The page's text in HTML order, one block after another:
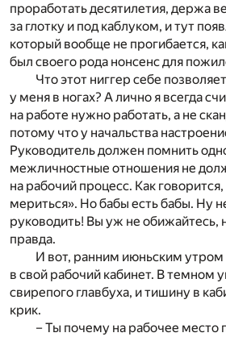
проработать десятилетия, держа
за глотку и под каблуком, и тут
который вообще не прогибается,
был своего рода нонсенс для
Что этот ниггер себе
у меня в ногах? А лично я всегда
на работе нужно работать, а не
потому что у начальства
Руководитель должен помнить
межличностные отношения не
на рабочий процесс. Как
мериться». Но бабы есть бабы. Ну
руководить! Вы уж не обижайтесь,
правда.
И вот, ранним июньским утром
в свой рабочий кабинет. В темном
свирепого главбуха, и тишину в
крик.
– Ты почему на рабочее место